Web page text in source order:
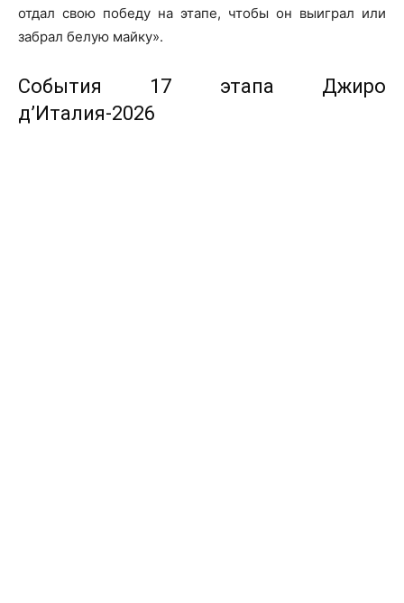
отдал свою победу на этапе, чтобы он выиграл или
забрал белую майку».
События 17 этапа Джиро
д’Италия-2026